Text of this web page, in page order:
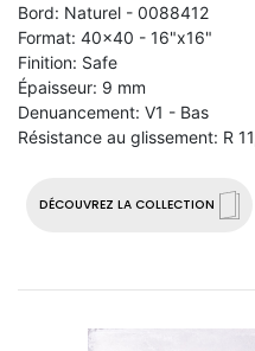
DÉCOUVREZ LA COLLECTION
Bord: Naturel - 0088412
Format: 40x40 - 16"x16"
Finition: Safe
Épaisseur: 9 mm
Denuancement: V1 - Bas
Résistance au glissement: R